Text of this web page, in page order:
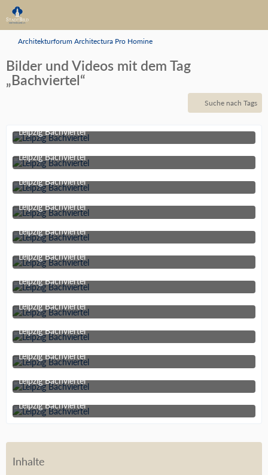
Architekturforum Architectura Pro Homine
Bilder und Videos mit dem Tag
„Bachviertel“
Suche nach Tags
Leipzig Bachviertel
13. Juli 2013 um 15:27
Leipzig Bachviertel
13. Juli 2013 um 15:27
Leipzig Bachviertel
13. Juli 2013 um 15:27
Leipzig Bachviertel
13. Juli 2013 um 15:27
Leipzig Bachviertel
13. Juli 2013 um 15:27
Leipzig Bachviertel
13. Juli 2013 um 15:27
Leipzig Bachviertel
13. Juli 2013 um 15:23
Leipzig Bachviertel
13. Juli 2013 um 15:23
Leipzig Bachviertel
13. Juli 2013 um 15:23
Leipzig Bachviertel
13. Juli 2013 um 15:23
Leipzig Bachviertel
13. Juli 2013 um 15:23
Leipzig Bachviertel
13. Juli 2013 um 15:23
Inhalte